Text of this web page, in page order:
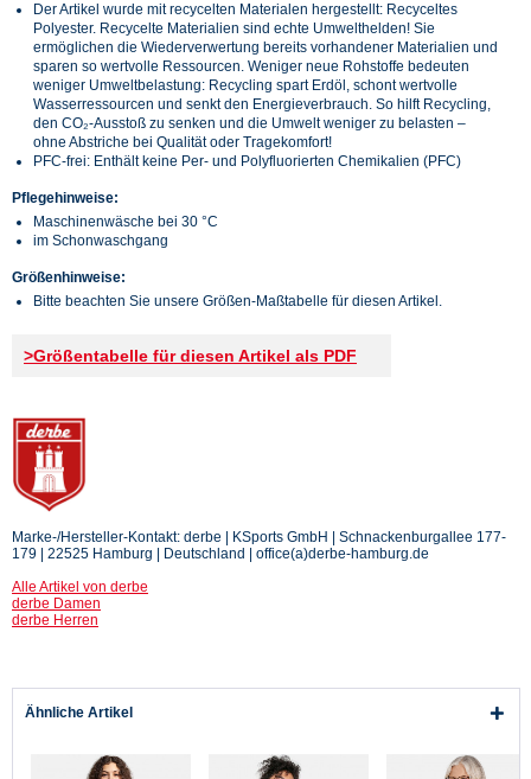
Der Artikel wurde mit recycelten Materialen hergestellt: Recyceltes
Polyester. Recycelte Materialien sind echte Umwelthelden! Sie
ermöglichen die Wiederverwertung bereits vorhandener Materialien und
sparen so wertvolle Ressourcen. Weniger neue Rohstoffe bedeuten
weniger Umweltbelastung: Recycling spart Erdöl, schont wertvolle
Wasserressourcen und senkt den Energieverbrauch. So hilft Recycling,
den CO₂-Ausstoß zu senken und die Umwelt weniger zu belasten –
ohne Abstriche bei Qualität oder Tragekomfort!
PFC-frei: Enthält keine Per- und Polyfluorierten Chemikalien (PFC)
Pflegehinweise:
Maschinenwäsche bei 30 °C
im Schonwaschgang
Größenhinweise:
Bitte beachten Sie unsere Größen-Maßtabelle für diesen Artikel.
>Größentabelle für diesen Artikel als PDF
Marke-/Hersteller-Kontakt: derbe | KSports GmbH | Schnackenburgallee 177-
179 | 22525 Hamburg | Deutschland | office(a)derbe-hamburg.de
Alle Artikel von derbe
derbe Damen
derbe Herren
Ähnliche Artikel